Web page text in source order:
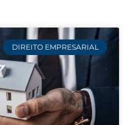
DIREITO EMPRESARIAL